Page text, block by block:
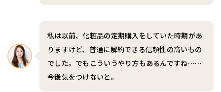
私は以前、化粧品の定期購入をしていた時期があ
りますけど、普通に解約できる信頼性の高いもの
でした。でもこういうやり方もあるんですね……
今後気をつけないと。